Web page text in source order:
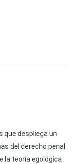
que despliega un
del derecho penal.
la teoría egológica